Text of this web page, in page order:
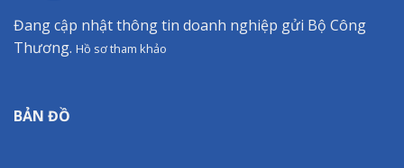
Đang cập nhật thông tin doanh nghiệp gửi Bộ Công
Thương. Hồ sơ tham khảo
BẢN ĐỒ